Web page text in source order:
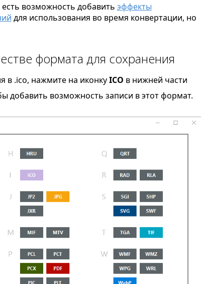
есть возможность добавить эффекты
для использования во время конвертации, но
формата для сохранения
в .ico, нажмите на иконкуICO в нижней части
добавить возможность записи в этот формат.